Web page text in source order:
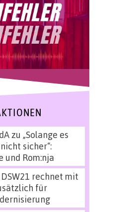
zu „Solange es
sicher“:
und Rom:nja
DSW21 rechnet mit
für